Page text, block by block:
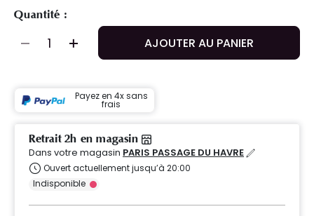
Quantité :
AJOUTER AU PANIER
Payez en 4x sans
frais
Retrait 2h en magasin
Dans votre magasin PARIS PASSAGE DU HAVRE
Ouvert actuellement jusqu’à 20:00
Indisponible